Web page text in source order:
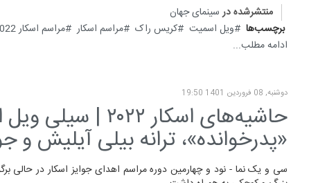
منتشرشده در سینمای جهان
برچسب‌ها
ویل اسمیت کریس راک مراسم اسکار مراسم اسکار 2022
ادامه مطلب...
دوشنبه, 08 فروردين 1401 19:50
حاشیه‌های اسکار
«پدرخوانده»، ترانه بیلی آیلیش
سی و یک نما - نود و چهارمین دوره مراسم اهدای جوایز اسکار در حالی